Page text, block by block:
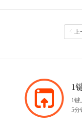
上
1
1键
5分